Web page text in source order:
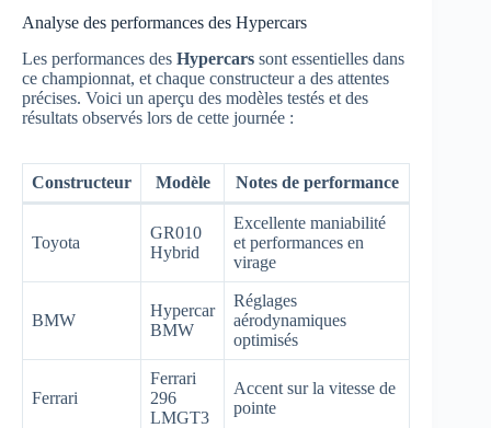
Analyse des performances des Hypercars
Les performances des Hypercars sont essentielles dans
ce championnat, et chaque constructeur a des attentes
précises. Voici un aperçu des modèles testés et des
résultats observés lors de cette journée :
Constructeur Modèle Notes de performance
Toyota
GR010
Hybrid
Excellente maniabilité
et performances en
virage
BMW
Hypercar
BMW
Réglages
aérodynamiques
optimisés
Ferrari
Ferrari
296
LMGT3
Accent sur la vitesse de
pointe